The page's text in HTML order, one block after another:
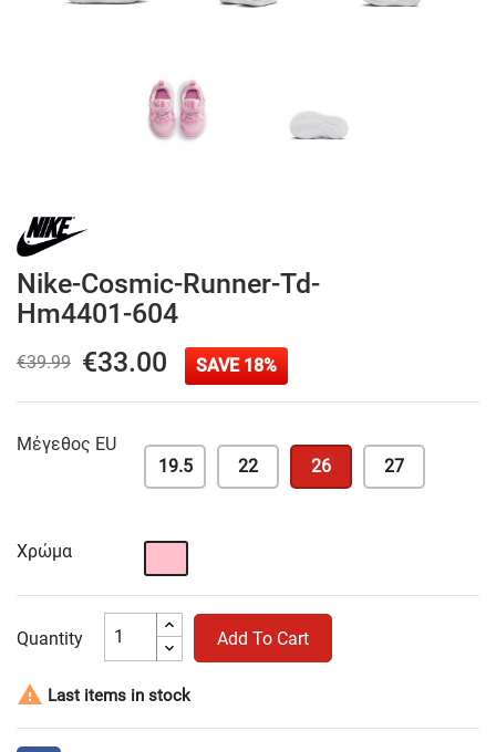
Nike-Cosmic-Runner-Td-
Hm4401-604
€39.99 €33.00 SAVE 18%
Μέγεθος EU
19.5
22 26 27
Χρώμα
Quantity Add To Cart
 Last items in stock